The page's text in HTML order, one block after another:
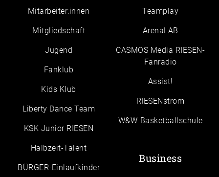
Mitarbeiter:innen
Mitgliedschaft
Jugend
Fanklub
Kids Klub
Liberty Dance Team
KSK Junior RIESEN
Halbzeit-Talent
BÜRGER-Einlaufkinder
Teamplay
ArenaLAB
CASMOS Media RIESEN-
Fanradio
Assist!
RIESENstrom
W&W-Basketballschule
Business